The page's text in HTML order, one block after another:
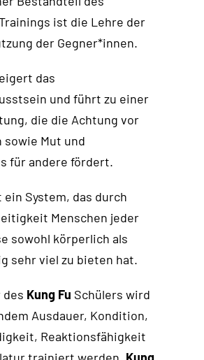
ist die Lehre der
der Gegner*innen.
das
und führt zu einer
die die Achtung vor
sowie Mut und
für andere fördert.
ein System, das durch
Menschen jeder
sowohl körperlich als
sehr viel zu bieten hat.
des Kung Fu Schülers wird
Ausdauer, Kondition,
Reaktionsfähigkeit